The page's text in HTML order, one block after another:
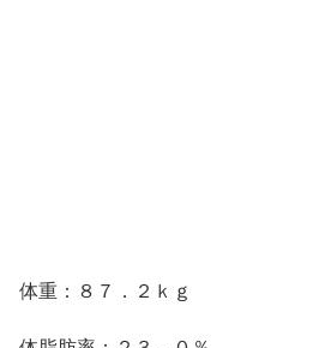
体重：８７．２ｋｇ